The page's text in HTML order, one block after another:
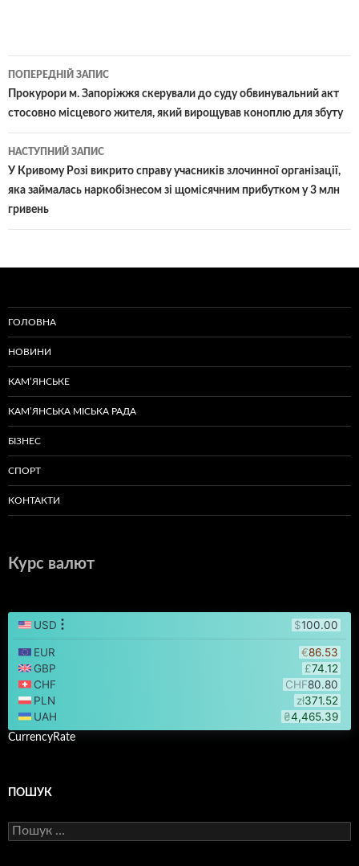
Навігація
по
записам
ПОПЕРЕДНІЙ ЗАПИС
Прокурори м. Запоріжжя скерували до суду обвинувальний акт
стосовно місцевого жителя, який вирощував коноплю для збуту
НАСТУПНИЙ ЗАПИС
У Кривому Розі викрито справу учасників злочинної організації,
яка займалась наркобізнесом зі щомісячним прибутком у 3 млн
гривень
ГОЛОВНА
НОВИНИ
КАМ’ЯНСЬКЕ
КАМ’ЯНСЬКА МІСЬКА РАДА
БІЗНЕС
СПОРТ
КОНТАКТИ
Курс валют
CurrencyRate
ПОШУК
Пошук: